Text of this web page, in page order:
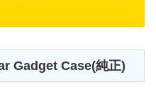
Gadget Case(純正)